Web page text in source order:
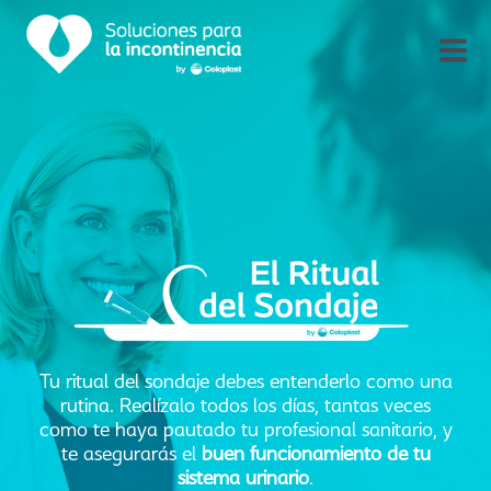
Tu ritual del sondaje debes entenderlo como una
rutina. Realízalo todos los días, tantas veces
como te haya pautado tu profesional sanitario, y
te asegurarás el buen funcionamiento de tu
sistema urinario.